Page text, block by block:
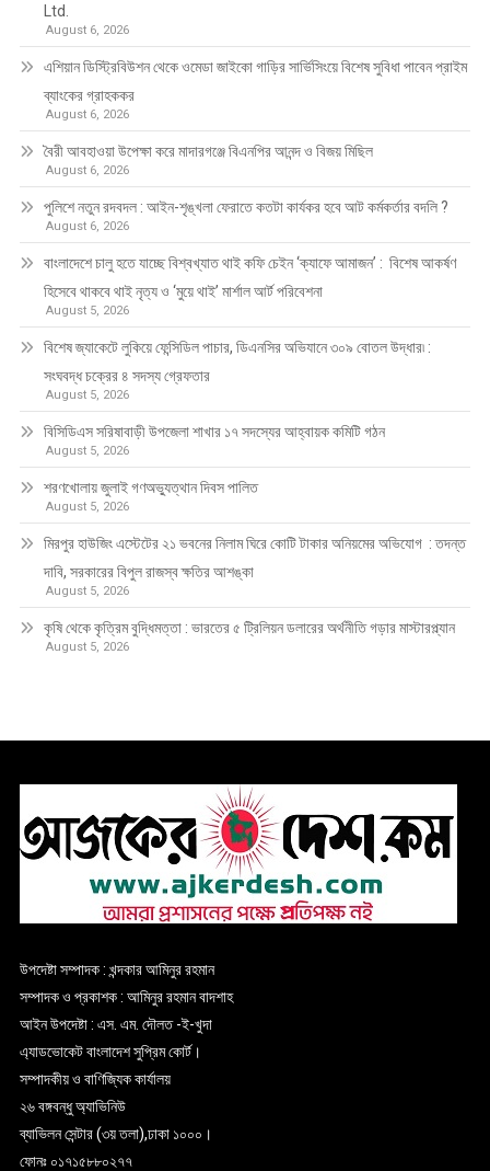
Ltd.
August 6, 2026
এশিয়ান ডিস্ট্রিবিউশন থেকে ওমেডা জাইকো গাড়ির সার্ভিসিংয়ে বিশেষ সুবিধা পাবেন প্রাইম
ব্যাংকের গ্রাহককর
August 6, 2026
বৈরী আবহাওয়া উপেক্ষা করে মাদারগঞ্জে বিএনপির আনন্দ ও বিজয় মিছিল
August 6, 2026
পুলিশে নতুন রদবদল : আইন-শৃঙ্খলা ফেরাতে কতটা কার্যকর হবে আট কর্মকর্তার বদলি ?
August 6, 2026
​​বাংলাদেশে চালু হতে যাচ্ছে বিশ্বখ্যাত থাই কফি চেইন ‘ক্যাফে আমাজন’ : বিশেষ আকর্ষণ
হিসেবে থাকবে থাই নৃত্য ও ‘মুয়ে থাই’ মার্শাল আর্ট পরিবেশনা
August 5, 2026
বিশেষ জ্যাকেটে লুকিয়ে ফেন্সিডিল পাচার, ডিএনসির অভিযানে ৩০৯ বোতল উদ্ধার৷ :
সংঘবদ্ধ চক্রের ৪ সদস্য গ্রেফতার
August 5, 2026
বিসিডিএস সরিষাবাড়ী উপজেলা শাখার ১৭ সদস্যের আহ্বায়ক কমিটি গঠন
August 5, 2026
শরণখোলায় জুলাই গণঅভ্যুত্থান দিবস পালিত
August 5, 2026
মিরপুর হাউজিং এস্টেটের ২১ ভবনের নিলাম ঘিরে কোটি টাকার অনিয়মের অভিযোগ : তদন্ত
দাবি, সরকারের বিপুল রাজস্ব ক্ষতির আশঙ্কা
August 5, 2026
কৃষি থেকে কৃত্রিম বুদ্ধিমত্তা : ভারতের ৫ ট্রিলিয়ন ডলারের অর্থনীতি গড়ার মাস্টারপ্ল্যান
August 5, 2026
উপদেষ্টা সম্পাদক : খন্দকার আমিনুর রহমান
সম্পাদক ও প্রকাশক : আমিনুর রহমান বাদশাহ
আইন উপদেষ্টা : এস. এম. দৌলত -ই-খুদা
এ্যাডভোকেট বাংলাদেশ সুপ্রিম কোর্ট।
সম্পাদকীয় ও বাণিজ্যিক কার্যালয়
২৬ বঙ্গবন্ধু অ্যাভিনিউ
ব্যাভিলন সেন্টার (৩য় তলা),ঢাকা ১০০০।
ফোনঃ ০১৭১৫৮৮০২৭৭